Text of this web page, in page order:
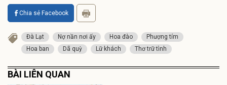
Chia sẻ Facebook
Đà Lạt Nợ nần nơi ấy Hoa đào
Phượng tím
Hoa ban
Dã quỳ Lữ khách Thơ trữ tình
BÀI LIÊN QUAN